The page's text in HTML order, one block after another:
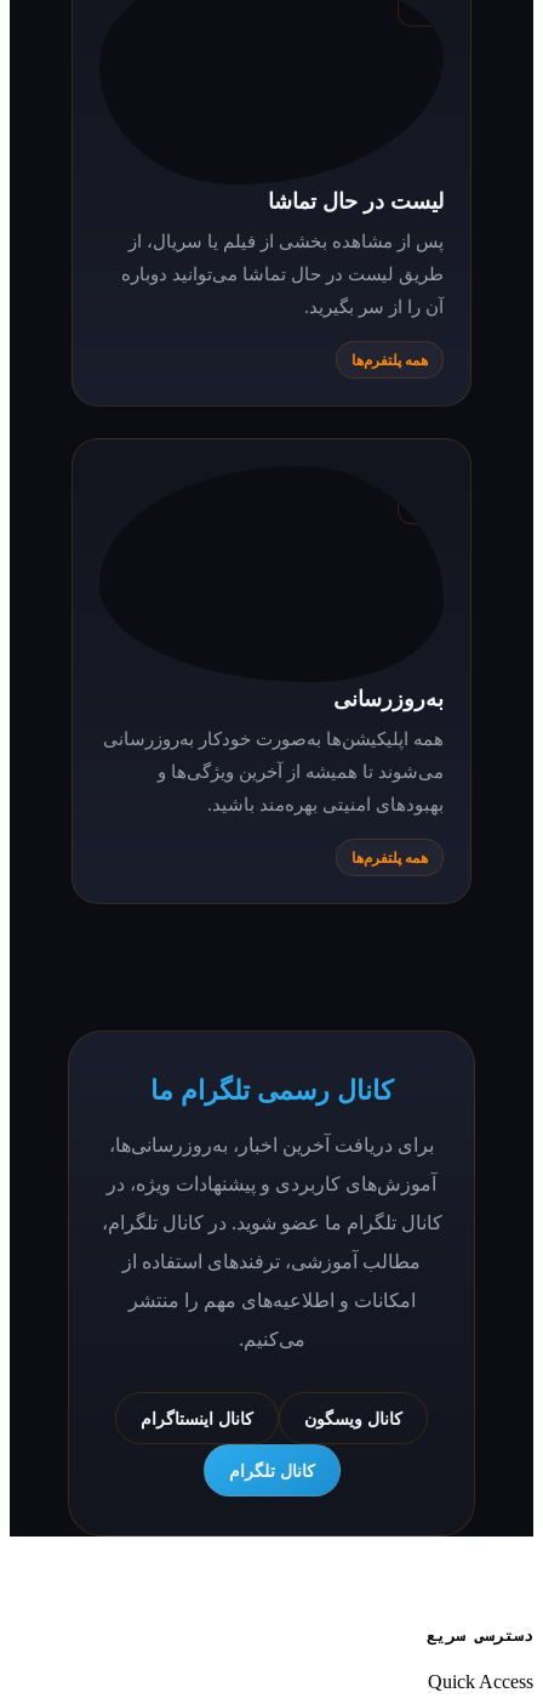
لیست در حال تماشا
پس از مشاهده بخشی از فیلم یا سریال، از
طریق لیست در حال تماشا می‌توانید دوباره
آن را از سر بگیرید.
همه پلتفرم‌ها
به‌روزرسانی
همه اپلیکیشن‌ها به‌صورت خودکار به‌روزرسانی
می‌شوند تا همیشه از آخرین ویژگی‌ها و
بهبودهای امنیتی بهره‌مند باشید.
همه پلتفرم‌ها
کانال رسمی تلگرام ما
برای دریافت آخرین اخبار، به‌روزرسانی‌ها،
آموزش‌های کاربردی و پیشنهادات ویژه، در
کانال تلگرام ما عضو شوید. در کانال تلگرام،
مطالب آموزشی، ترفندهای استفاده از
امکانات و اطلاعیه‌های مهم را منتشر
کانال ویسگون کانال اینستاگرام
کانال تلگرام